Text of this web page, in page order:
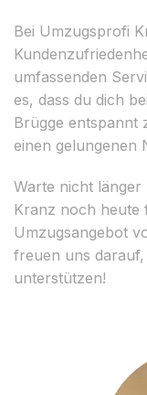
Bei Umzugsprofi
umfassenden
es, dass du dich
Brügge entspannt
einen gelungenen
Warte nicht
Kranz noch heute
Umzugsangebot
freuen uns
unterstützen!